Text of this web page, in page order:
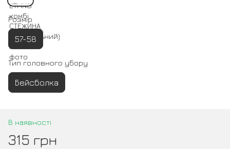
Розмір
57-58
Тип головного убору
Бейсболка
В наявності
315 грн